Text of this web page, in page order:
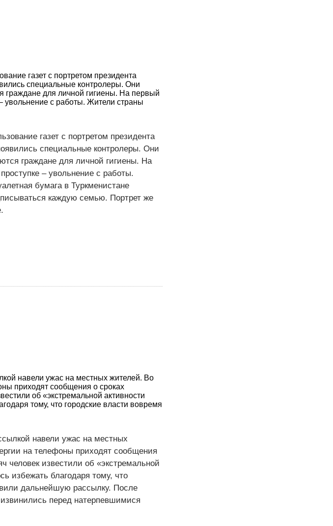
газет с портретом президента
специальные контролеры. Они
граждане для личной гигиены. На первый
увольнение с работы. Жители страны
газет с портретом президента
специальные контролеры. Они
граждане для личной гигиены. На
– увольнение с работы.
бумага в Туркменистане
каждую семью. Портрет же
навели ужас на местных жителей. Во
приходят сообщения о сроках
об «экстремальной активности
тому, что городские власти вовремя
навели ужас на местных
на телефоны приходят сообщения
человек известили об «экстремальной
избежать благодаря тому, что
дальнейшую рассылку. После
перед натерпевшимися